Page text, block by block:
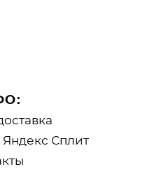
Яндекс Сплит